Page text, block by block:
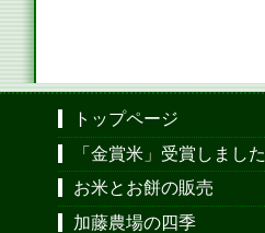
トップページ
「金賞米」受賞しました
お米とお餅の販売
加藤農場の四季